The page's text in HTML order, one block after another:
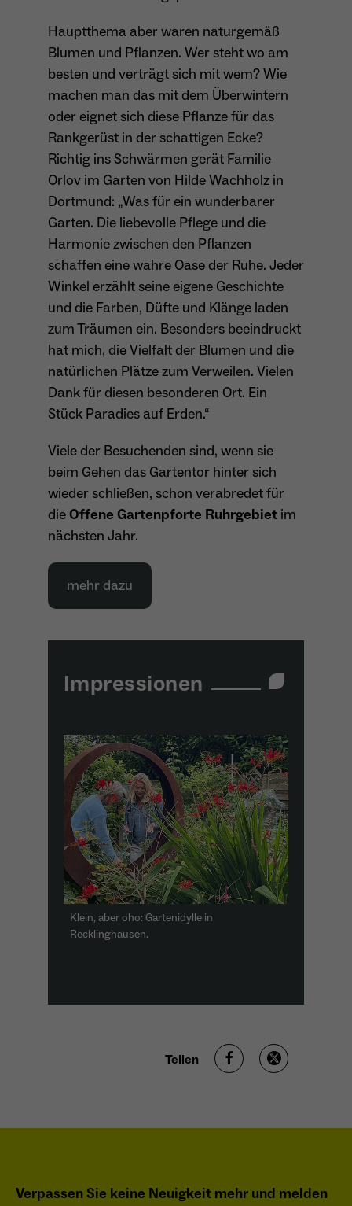
wiederkehrend ist.
Name _gcl_au
Anbieter Google LLC
Laufzeit 4 Monate
Zweck
- Wird von Google Ads / Google Tag Manager
verwendet - Dient der Conversion-Erfassung
und Werbewirksamkeitsmessung - Hilft zu
verstehen, wie Nutzer mit Anzeigen
interagieren
Name _fbp
Anbieter Meta Platforms Inc. (Facebook)
Laufzeit 4 Monate
Zweck
Websites - Ausspielung personalisierter
Werbung - Messung von Conversions aus
Hauptthema aber waren naturgemäß
Blumen und Pflanzen. Wer steht wo am
besten und verträgt sich mit wem? Wie
machen man das mit dem Überwintern
oder eignet sich diese Pflanze für das
Rankgerüst in der schattigen Ecke?
Richtig ins Schwärmen gerät Familie
Orlov im Garten von Hilde Wachholz in
Dortmund: „Was für ein wunderbarer
Garten. Die liebevolle Pflege und die
Harmonie zwischen den Pflanzen
schaffen eine wahre Oase der Ruhe. Jeder
Winkel erzählt seine eigene Geschichte
und die Farben, Düfte und Klänge laden
zum Träumen ein. Besonders beeindruckt
hat mich, die Vielfalt der Blumen und die
natürlichen Plätze zum Verweilen. Vielen
Dank für diesen besonderen Ort. Ein
Stück Paradies auf Erden.“
Viele der Besuchenden sind, wenn sie
beim Gehen das Gartentor hinter sich
wieder schließen, schon verabredet für
dieOffene Gartenpforte Ruhrgebietim
nächsten Jahr.
mehr dazu
Impressionen
Klein, aber oho: Gartenidylle in
Recklinghausen.
Teilen
Verpassen Sie keine Neuigkeit mehr und melden